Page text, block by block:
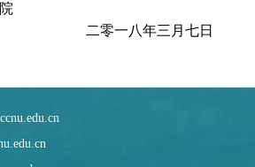
八年三月七日